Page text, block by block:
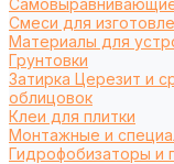
Смеси для
Материалы для
Грунтовки
Затирка Церезит и
облицовок
Клеи для плитки
Монтажные и
Гидрофобизаторы и